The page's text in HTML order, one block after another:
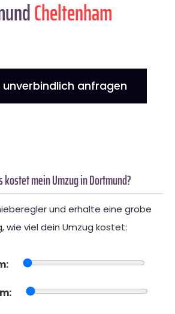
Cheltenham
anfragen
kostet mein Umzug in Dortmund?
und erhalte eine grobe
wie viel dein Umzug kostet: